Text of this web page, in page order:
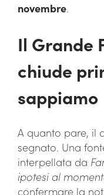
novembre.
Il Grande
chiude
sappiamo
A quanto pare, il
segnato. Una
interpellata da
ipotesi al
confermare la